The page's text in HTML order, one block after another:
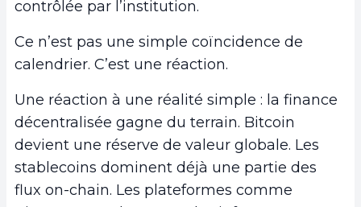
contrôlée par l’institution.
Ce n’est pas une simple coïncidence de
calendrier. C’est une réaction.
Une réaction à une réalité simple : la finance
décentralisée gagne du terrain. Bitcoin
devient une réserve de valeur globale. Les
stablecoins dominent déjà une partie des
flux on-chain. Les plateformes comme